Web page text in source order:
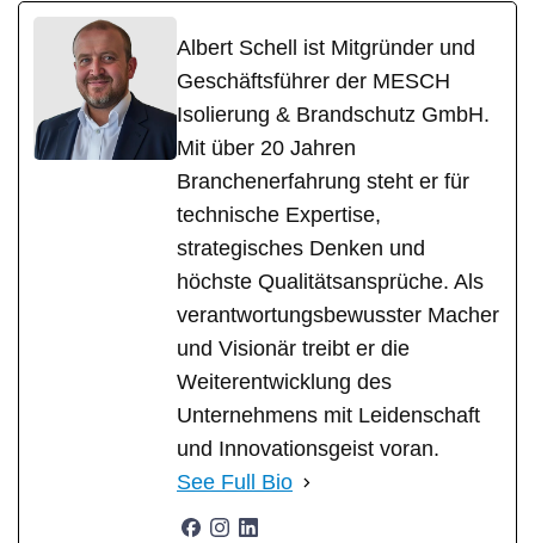
Albert Schell ist Mitgründer und
Geschäftsführer der MESCH
Isolierung & Brandschutz GmbH.
Mit über 20 Jahren
Branchenerfahrung steht er für
technische Expertise,
strategisches Denken und
höchste Qualitätsansprüche. Als
verantwortungsbewusster Macher
und Visionär treibt er die
Weiterentwicklung des
Unternehmens mit Leidenschaft
und Innovationsgeist voran.
See Full Bio